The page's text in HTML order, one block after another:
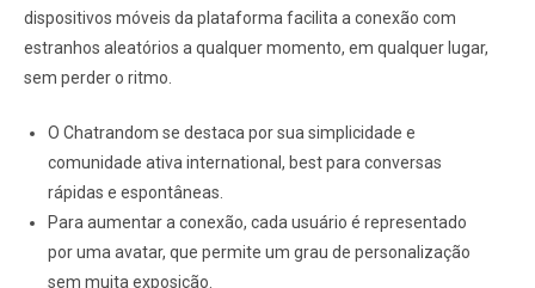
dispositivos móveis da plataforma facilita a conexão com
estranhos aleatórios a qualquer momento, em qualquer lugar,
sem perder o ritmo.
O Chatrandom se destaca por sua simplicidade e
comunidade ativa international, best para conversas
rápidas e espontâneas.
Para aumentar a conexão, cada usuário é representado
por uma avatar, que permite um grau de personalização
sem muita exposição.